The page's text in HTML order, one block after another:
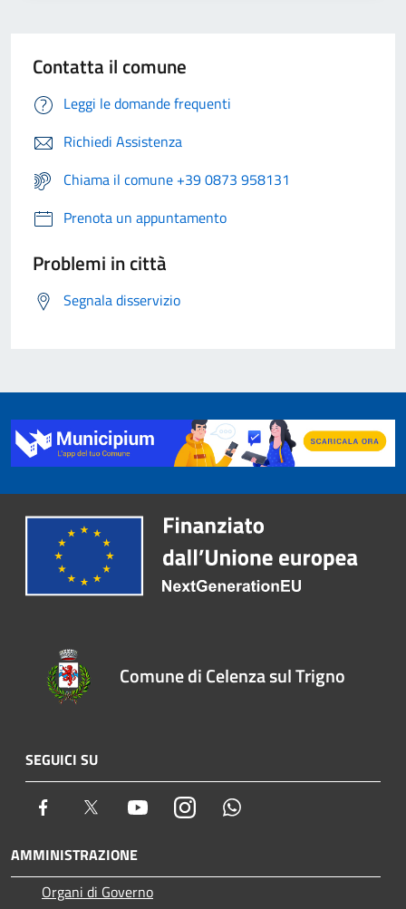
Contatta il comune
Leggi le domande frequenti
Richiedi Assistenza
Chiama il comune +39 0873 958131
Prenota un appuntamento
Problemi in città
Segnala disservizio
Comune di Celenza sul Trigno
SEGUICI SU
Facebook Twitter YoutubeInstagram
AMMINISTRAZIONE
Organi di Governo